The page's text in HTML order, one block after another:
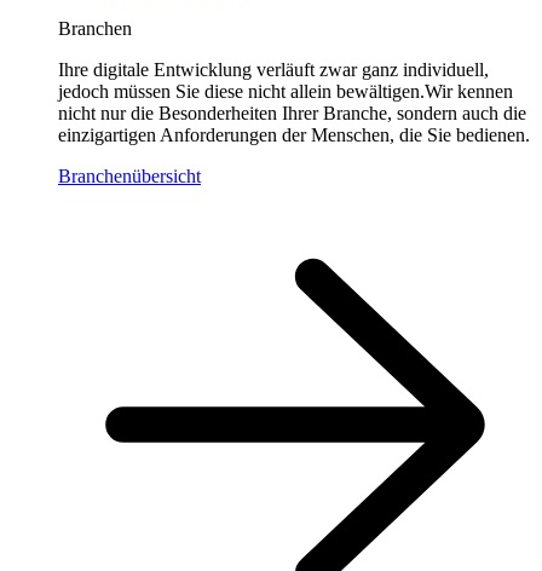
Branchen
Ihre digitale Entwicklung verläuft zwar ganz individuell,
jedoch müssen Sie diese nicht allein bewältigen.Wir kennen
nicht nur die Besonderheiten Ihrer Branche, sondern auch die
einzigartigen Anforderungen der Menschen, die Sie bedienen.
Branchenübersicht